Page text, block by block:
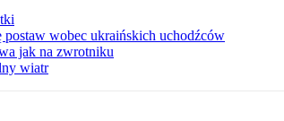
wobec ukraińskich uchodźców
jak na zwrotniku
wiatr